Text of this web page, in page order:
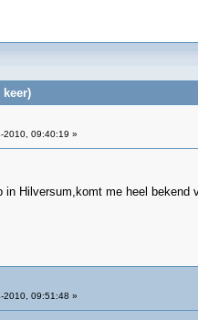
2010, 09:40:19 »
in Hilversum,komt me heel bekend
2010, 09:51:48 »